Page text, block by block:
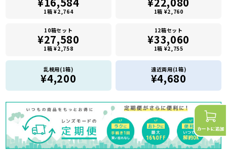
1箱 ¥2,764 1箱 ¥2,760
10箱セット
¥27,580
1箱 ¥2,758
12箱セット
¥33,060
1箱 ¥2,755
乱視用(1箱)
¥4,200
遠近両用(1箱)
¥4,680